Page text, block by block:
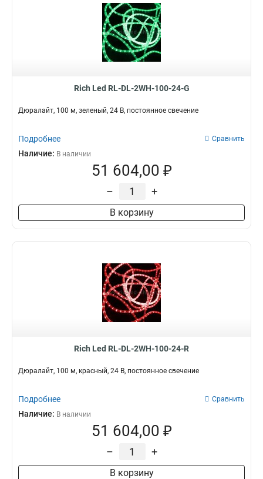
Rich Led RL-DL-2WH-100-24-G
Дюралайт, 100 м, зеленый, 24 В, постоянное свечение
Подробнее Сравнить
Наличие: В наличии
51 604,00 ₽
– +
В корзину
Rich Led RL-DL-2WH-100-24-R
Дюралайт, 100 м, красный, 24 В, постоянное свечение
Подробнее Сравнить
Наличие: В наличии
51 604,00 ₽
– +
В корзину